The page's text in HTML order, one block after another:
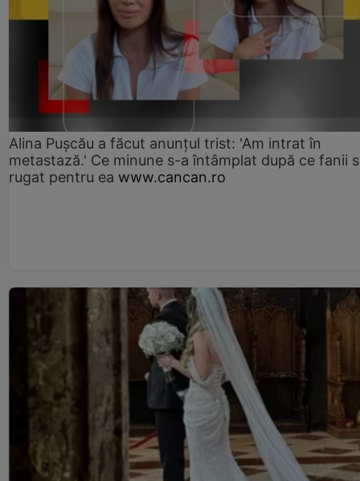
Alina Pușcău a făcut anunțul trist: 'Am intrat în
metastază.' Ce minune s-a întâmplat după ce fanii
rugat pentru ea www.cancan.ro